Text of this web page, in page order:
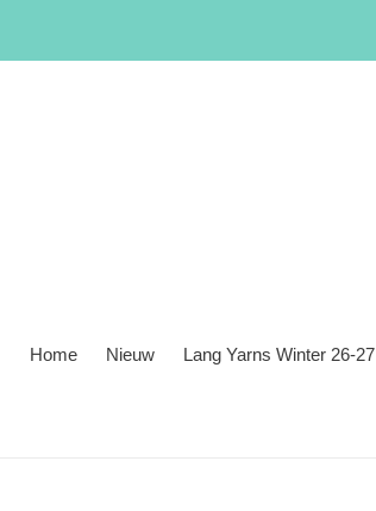
de
Home Nieuw Lang Yarns Winter 26-27